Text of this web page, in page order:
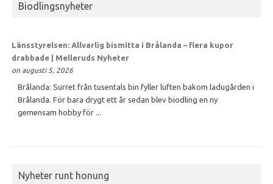
Biodlingsnyheter
Länsstyrelsen: Allvarlig bismitta i Brålanda – flera kupor
drabbade | Melleruds Nyheter
on augusti 5, 2026
Brålanda: Surret från tusentals bin fyller luften bakom ladugården i
Brålanda. För bara drygt ett år sedan blev biodling en ny
gemensam hobby för ...
Nyheter runt honung